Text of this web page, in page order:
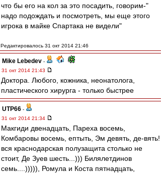
что бы его на кол за это посадить, говорим-"
надо подождать и посмотреть, мы еще этого
игрока в майке Спартака не видели"
Редактировалось 31 окт 2014 21:46
Mike Lebedev -
31 окт 2014 21:43
Доктора. Любого, кожника, неонатолога,
пластического хирурга - только быстрее
UTP66 -
31 окт 2014 21:34
Макгиди двенадцать, Пареха восемь,
Комбаровы восемь, ептыть, Эм девять, де-вять!
вся краснодарская полузащита столько не
стоит, Де Зуев шесть...))) Билялетдинов
семь....))))), Ромула и Коста пятнадцать,